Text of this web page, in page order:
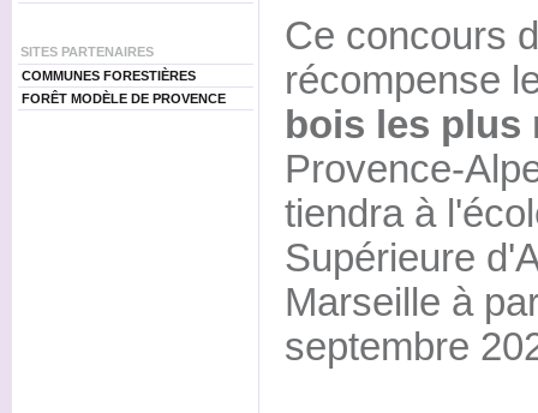
SITES PARTENAIRES
COMMUNES FORESTIÈRES
FORÊT MODÈLE DE PROVENCE
Ce concours
récompense
bois les plus
Provence-
tiendra à
Supérieure
Marseille à
septembre